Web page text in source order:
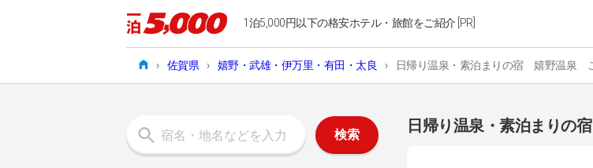
1泊5,000円以下の格安ホテル・旅館をご紹介 [PR]
› 佐賀県 › 嬉野・武雄・伊万里・有田・太良 › 日帰り温泉・素泊まりの宿 嬉野温泉
日帰り温泉・素泊まり
検索